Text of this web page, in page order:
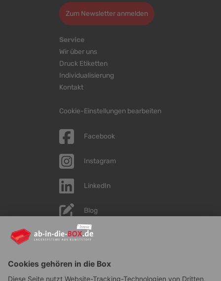
Zum Newsletter anmelden
Service
Wir über uns
Druck Etiketten
Individualisierung
Kontakt
Cookie-Einstellungen bearbeiten
Facebook
Instagram
LinkedIn
Blog
YouTube